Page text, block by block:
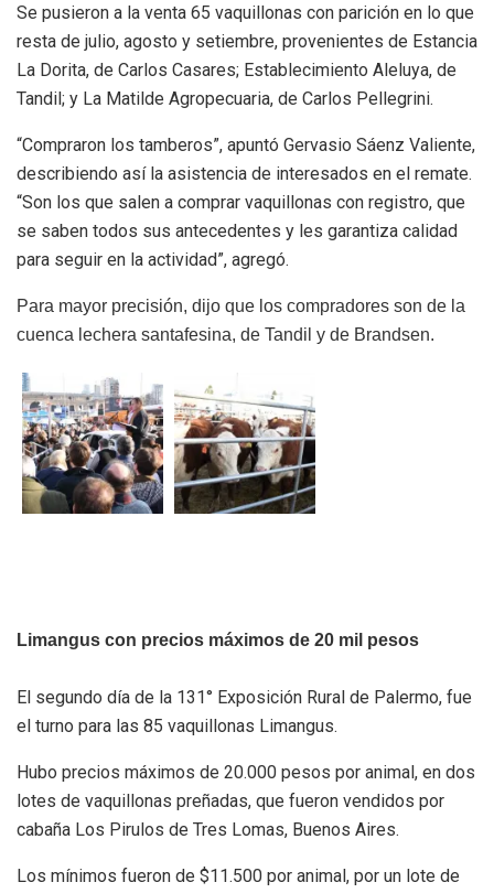
Se pusieron a la venta 65 vaquillonas con parición en lo que
resta de julio, agosto y setiembre, provenientes de Estancia
La Dorita, de Carlos Casares; Establecimiento Aleluya, de
Tandil; y La Matilde Agropecuaria, de Carlos Pellegrini.
“Compraron los tamberos”, apuntó Gervasio Sáenz Valiente,
describiendo así la asistencia de interesados en el remate.
“Son los que salen a comprar vaquillonas con registro, que
se saben todos sus antecedentes y les garantiza calidad
para seguir en la actividad”, agregó.
Para mayor precisión, dijo que los compradores son de la
cuenca lechera santafesina, de Tandil y de Brandsen.
Limangus con precios máximos de 20 mil pesos
El segundo día de la 131° Exposición Rural de Palermo, fue
el turno para las 85 vaquillonas Limangus.
Hubo precios máximos de 20.000 pesos por animal, en dos
lotes de vaquillonas preñadas, que fueron vendidos por
cabaña Los Pirulos de Tres Lomas, Buenos Aires.
Los mínimos fueron de $11.500 por animal, por un lote de